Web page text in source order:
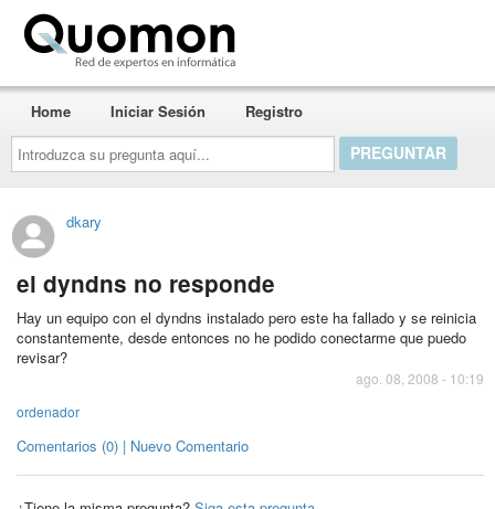
Introduzca
su
pregunta
aquí...
Home Iniciar Sesión Registro
dkary
el dyndns no responde
Hay un equipo con el dyndns instalado pero este ha fallado y se reinicia
constantemente, desde entonces no he podido conectarme que puedo
revisar?
ago. 08, 2008 - 10:19
ordenador
Comentarios (0) | Nuevo Comentario